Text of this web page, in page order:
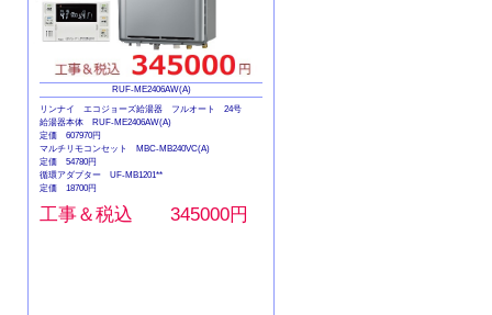
RUF-ME2406AW(A)
リンナイ エコジョーズ給湯器 フルオート 24号
給湯器本体 RUF-ME2406AW(A)
定価 607970円
マルチリモコンセット MBC-MB240VC(A)
定価 54780円
循環アダプター UF-MB1201**
定価 18700円
工事＆税込 345000円